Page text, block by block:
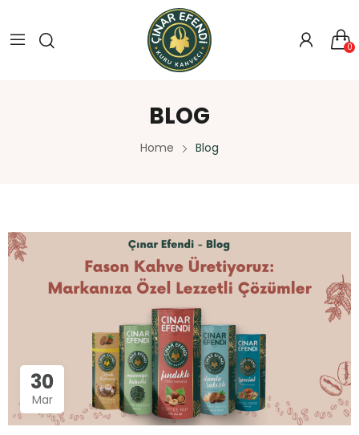
0
BLOG
Home Blog
30
Mar